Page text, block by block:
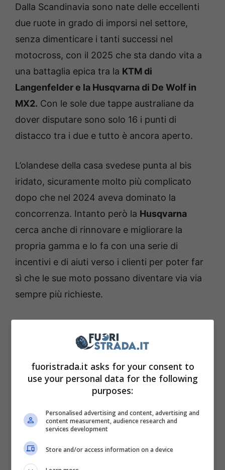
Dalla Scandinavia sono nate delle eccellenti
due ruote in grado di imporsi nel settore,
senza dimenticare i tanti successi nel
motocross, con il 2025 che sta dando vita a
una battaglia epica tra la KTM di
Langenfelder e la Husqvarna di De Wolf in
MX2. Con le sole due tappe australiane da
dover disputare sono solo 16 i punti di
distacco tra i due e tutto è ancora aperto.
L’olandese della casa svedese punta al bis
iridato, sicuramente molto più complicato
dopo che nel 2024 aveva dominato la
concorrenza. Intanto però la Husqvarna
cerca anche di rinnovare e migliorare la
propria gamma e lo fa con una serie di
incentivi e di aiuti verso i clienti per poter far
sì che le sue moto possano diventare via via
sempre più richieste.
Husqvarna Enduro 701 e
701 Supermoto: che
occasione pazzesca
Husqvarna si sa di avere tra le mani
delle moto
di indubbio valore come la Enduro
701 e la 701 Supermoto. Siamo di fronte a
due modelli che da un punto di vista
strutturale presentano la medesima base, ma
fuoristrada.it asks for your consent to
use your personal data for the following
purposes:
Personalised advertising and content, advertising and
content measurement, audience research and
services development
Store and/or access information on a device